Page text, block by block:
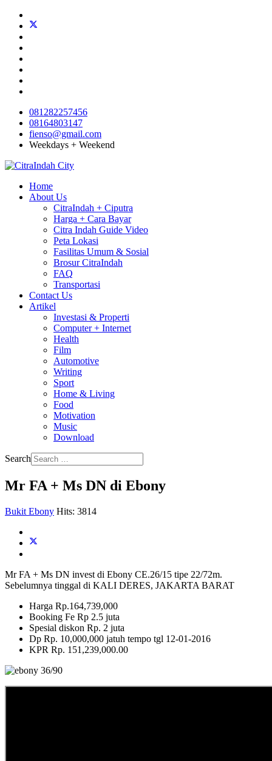
081282257456
08164803147
fienso@gmail.com
Weekdays + Weekend
Home
About Us
CitraIndah + Ciputra
Harga + Cara Bayar
Citra Indah Guide Video
Peta Lokasi
Fasilitas Umum & Sosial
Brosur CitraIndah
FAQ
Transportasi
Contact Us
Artikel
Investasi & Properti
Computer + Internet
Health
Film
Automotive
Writing
Sport
Home & Living
Food
Motivation
Music
Download
Search
Mr FA + Ms DN di Ebony
Bukit Ebony Hits: 3814
Mr FA + Ms DN invest di Ebony CE.26/15 tipe 22/72m.
Sebelumnya tinggal di KALI DERES, JAKARTA BARAT
Harga Rp.164,739,000
Booking Fe Rp 2.5 juta
Spesial diskon Rp. 2 juta
Dp Rp. 10,000,000 jatuh tempo tgl 12-01-2016
KPR Rp. 151,239,000.00